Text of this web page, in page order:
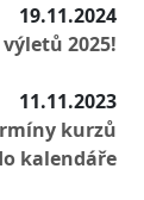
19.11.2024
2025!
11.11.2023
kurzů
kalendáře